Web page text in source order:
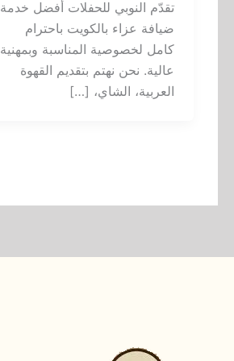
تقدّم النوبي للحفلات أفضل خدمة
ضيافة عزاء بالكويت باحترام
كامل لخصوصية المناسبة وبمهنية
عالية. نحن نهتم بتقديم القهوة
العربية، الشاي، […]